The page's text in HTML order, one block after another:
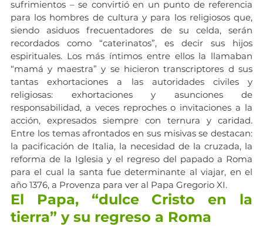
sufrimientos – se convirtió en un punto de referencia
para los hombres de cultura y para los religiosos que,
siendo asiduos frecuentadores de su celda, serán
recordados como “caterinatos”, es decir sus hijos
espirituales. Los más íntimos entre ellos la llamaban
“mamá y maestra” y se hicieron transcriptores d sus
tantas exhortaciones a las autoridades civiles y
religiosas: exhortaciones y asunciones de
responsabilidad, a veces reproches o invitaciones a la
acción, expresados siempre con ternura y caridad.
Entre los temas afrontados en sus misivas se destacan:
la pacificación de Italia, la necesidad de la cruzada, la
reforma de la Iglesia y el regreso del papado a Roma
para el cual la santa fue determinante al viajar, en el
año 1376, a Provenza para ver al Papa Gregorio XI.
El Papa, “dulce Cristo en la
tierra” y su regreso a Roma